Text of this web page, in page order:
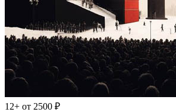
12+ от 2500 ₽